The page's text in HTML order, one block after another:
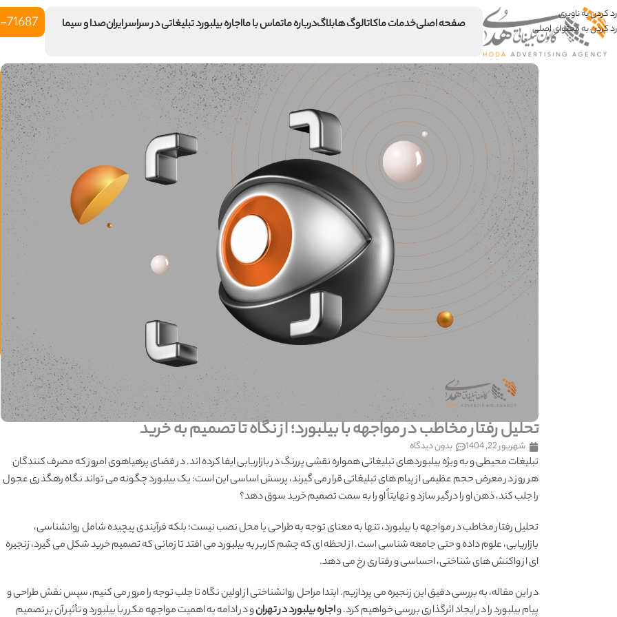
رد کردن به ناوبری
رد کردن به محتوای اصلی
صفحه اصلیخدمات ماکاتالوگ هابلاگدرباره ماتماس با مااجاره بیلبورد تبلیغاتی در سراسر ایرانصدا و سیما 71687
تحلیل رفتار مخاطب در مواجهه با بیلبورد؛ از نگاه تا تصمیم به خرید
شهریور 22, 1404 بدون دیدگاه
تبلیغات محیطی و به ویژه بیلبوردهای تبلیغاتی همواره نقشی پررنگ در بازاریابی ایفا کرده اند. در فضای پرهیاهوی امروز که مصرف کنندگان
هر روز در معرض حجم عظیمی از پیام های تبلیغاتی قرار می گیرند، پرسش اساسی این است: یک بیلبورد چگونه می تواند نگاه رهگذری عجول
را جلب کند، ذهن او را درگیر سازد و نهایتاً او را به سمت تصمیم خرید سوق دهد؟
تحلیل رفتار مخاطب در مواجهه با بیلبورد، تنها به معنای توجه به طراحی یا محل نصب نیست؛ بلکه فرآیندی پیچیده شامل روانشناسی،
بازاریابی، علوم داده و حتی جامعه شناسی است. از لحظه ای که چشم کاربر به بیلبورد می افتد تا زمانی که تصمیم خرید شکل می گیرد، زنجیره
ای از واکنش های شناختی، احساسی و رفتاری رخ می دهد.
در این مقاله، به بررسی دقیق این زنجیره می پردازیم. ابتدا مراحل روانشناختی از اولین نگاه تا جلب توجه را مرور می کنیم، سپس نقش طراحی و
پیام بیلبورد را در ایجاد اثرگذاری بررسی خواهیم کرد. واجاره بیلبورد در تهرانو در ادامه به اهمیت مواجهه مکرر با بیلبورد و تأثیر آن بر تصمیم